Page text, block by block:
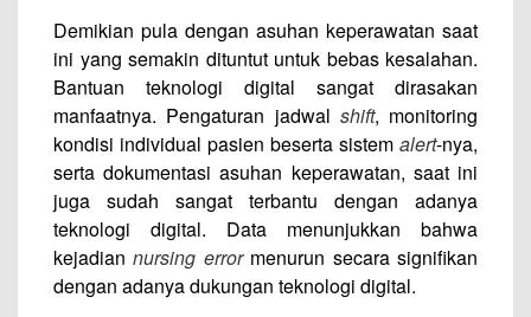
Demikian pula dengan asuhan keperawatan saat
ini yang semakin dituntut untuk bebas kesalahan.
Bantuan teknologi digital sangat dirasakan
manfaatnya. Pengaturan jadwal shift, monitoring
kondisi individual pasien beserta sistem alert-nya,
serta dokumentasi asuhan keperawatan, saat ini
juga sudah sangat terbantu dengan adanya
teknologi digital. Data menunjukkan bahwa
kejadiannursing errormenurun secara signifikan
dengan adanya dukungan teknologi digital.